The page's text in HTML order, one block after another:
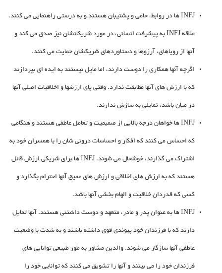
INFJ ها در روابط، حامی و پشتیبان هستند و به درستی راهنمایی می کنند.
علاقه INFJ به پیشرفت انسانی، در مورد شریکانشان نیز صدق می کند و
آنها از رویاهای، آرزوها و دستاوردهای شریکشان حمایت می کنند.
اگرچه آنها همکاری را دوست دارند، اما مایل نیستند به ایده ای بپردازند
که با ارزش های آنها مطابقت ندارد. وقتی پای ارزشها و اخلاقیات اصلی آنها
در میان باشد، تمایلی به سازش ندارند.
INFJ ها خواهان درجه بالایی از صمیمیت و تعامل عاطفی هستند و هنگامی
که احساس می کنند که افکار و احساسات درونی شان را با همسران خود به
اشتراک می گذارند، خوشحال می شوند. INFJ ها برای شریکی ارزش قائل
هستند که به ارزش های اخلاقی و ارزش های عمیق آنها احترام بگذارد و
کسی که قدردان خلاقیت و الهام بخشی آنها باشد.
INFJ ها به عنوان پدر و مادر، متعهد و دوست داشتنی هستند. آنها تمایل
دارند که با فرزندان خود پیوندی قوی داشته باشند و به شدت با وضعیت
عاطفی آنها سازگار می شوند. والدین مشاور به طور طبیعی توانایی های
فرزندان خود را می بینند و آنها را تشویق می کنند که توانایی خود را